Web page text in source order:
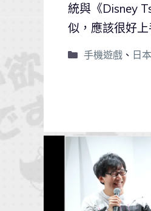
統與《Disney
似，應該很好上
手機遊戲、 日